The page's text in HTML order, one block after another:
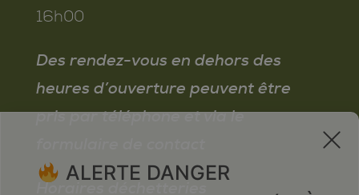
16h00
Des rendez-vous en dehors des
heures d’ouverture peuvent être
pris par téléphone et via le
Horaires déchetteries
x
ALERTE DANGER